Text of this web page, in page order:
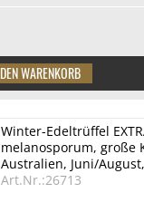
Winter-Edeltrüffel
melanosporum, große
Australien, Juni/
Art.Nr.:26713